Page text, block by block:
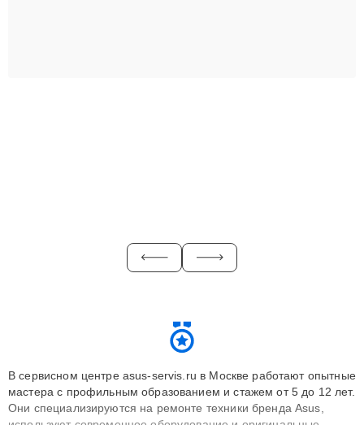
В сервисном центре asus-servis.ru в Москве работают опытные
мастера с профильным образованием и стажем от 5 до 12 лет.
Они специализируются на ремонте техники бренда Asus,